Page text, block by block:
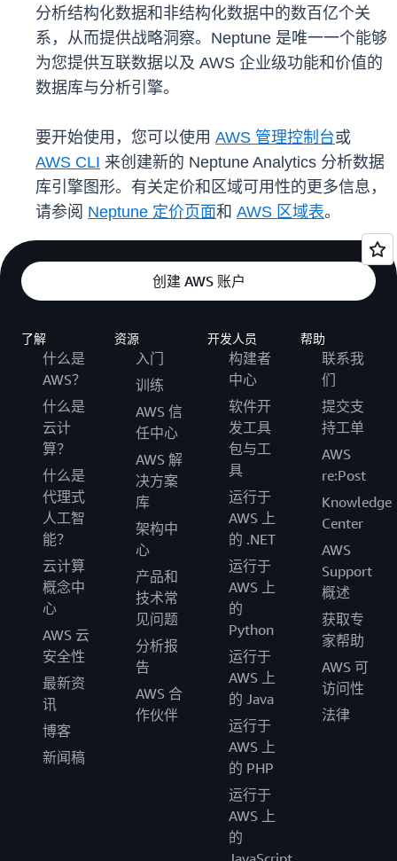
分析结构化数据和非结构化数据中的数百亿个关
系，从而提供战略洞察。Neptune 是唯一一个能够
为您提供互联数据以及 AWS 企业级功能和价值的
数据库与分析引擎。
要开始使用，您可以使用 AWS 管理控制台或
AWS CLI 来创建新的 Neptune Analytics 分析数据
库引擎图形。有关定价和区域可用性的更多信息，
请参阅 Neptune 定价页面和 AWS 区域表。
创建 AWS 账户
了解
什么是
AWS？
什么是
云计
算？
什么是
代理式
人工智
能？
云计算
概念中
心
AWS 云
安全性
最新资
讯
博客
新闻稿
资源
入门
训练
AWS 信
任中心
AWS 解
决方案
库
架构中
心
产品和
技术常
见问题
分析报
告
AWS 合
作伙伴
开发人员
构建者
中心
软件开
发工具
包与工
具
运行于
AWS 上
的 .NET
运行于
AWS 上
的
Python
运行于
AWS 上
的 Java
运行于
AWS 上
的 PHP
运行于
AWS 上
的
帮助
联系我
们
提交支
持工单
AWS
re:Post
Knowledge
Center
AWS
Support
概述
获取专
家帮助
AWS 可
访问性
法律